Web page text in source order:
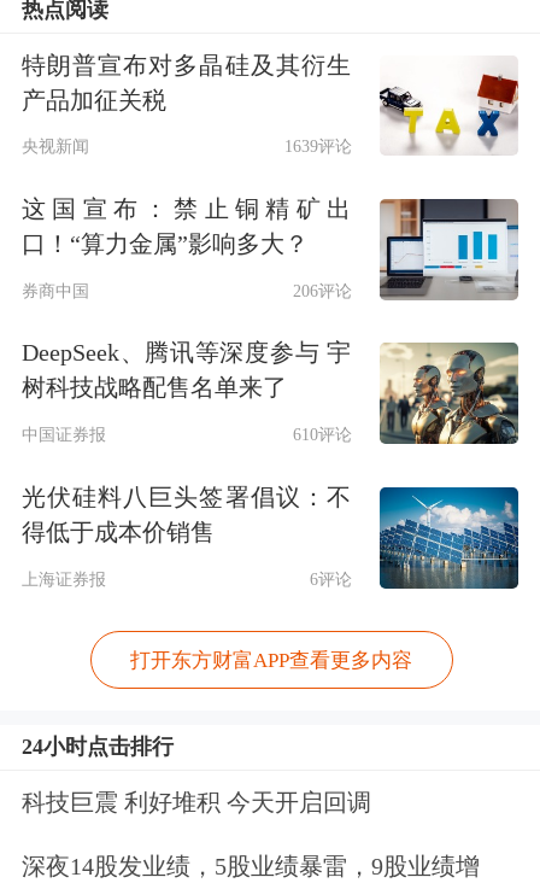
行业 最新融资余额（亿元） 融资余额增加额（亿元
电子
5094.22
622.50
230.45
机械设备 1611.56
122.97
电力设备 2497.36
109.24
有色金属
74.05
计算机
1851.67
68.51
基础化工 1174.99
非银金融
61.85
医药生物 1685.36
46.26
国防军工 992.80
汽车
33.05
食品饮料
533.32
26.98
交通运输 452.12
公用事业 574.92
17.35
环保
235.37
13.55
热点阅读
特朗普宣布对多晶硅及其衍生
产品加征关税
央视新闻 1639评论
这国宣布：禁止铜精矿出
口！“算力金属”影响多大？
券商中国 206评论
DeepSeek、腾讯等深度参与 宇
树科技战略配售名单来了
中国证券报 610评论
光伏硅料八巨头签署倡议：不
得低于成本价销售
上海证券报 6评论
打开东方财富APP查看更多内容
24小时点击排行
科技巨震 利好堆积 今天开启回调
深夜14股发业绩，5股业绩暴雷，9股业绩增